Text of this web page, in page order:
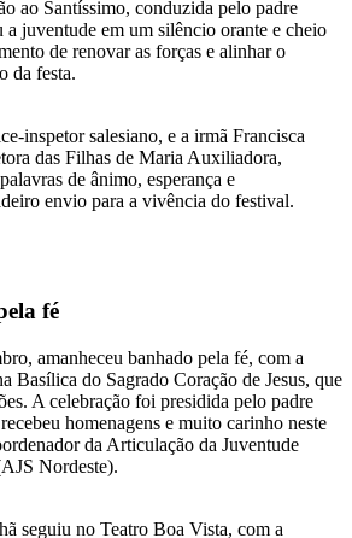
ao Santíssimo, conduzida pelo padre
a juventude em um silêncio orante e cheio
de renovar as forças e alinhar o
da festa.
inspetor salesiano, e a irmã Francisca
das Filhas de Maria Auxiliadora,
de ânimo, esperança e
envio para a vivência do festival.
fé
amanheceu banhado pela fé, com a
Basílica do Sagrado Coração de Jesus, que
A celebração foi presidida pelo padre
homenagens e muito carinho neste
da Articulação da Juventude
Nordeste).
seguiu no Teatro Boa Vista, com a